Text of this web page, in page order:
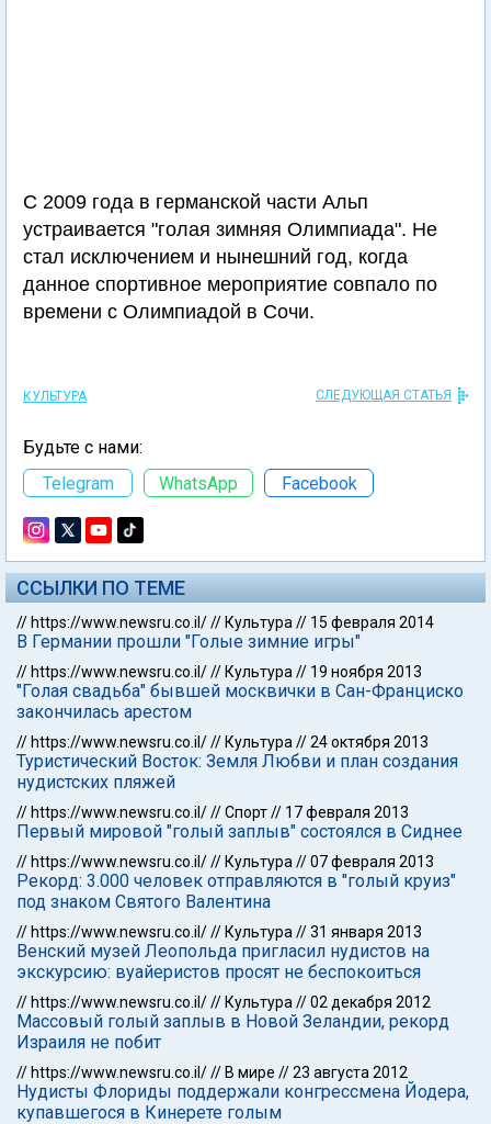
С 2009 года в германской части Альп
устраивается "голая зимняя Олимпиада". Не
стал исключением и нынешний год, когда
данное спортивное мероприятие совпало по
времени с Олимпиадой в Сочи.
КУЛЬТУРА СЛЕДУЮЩАЯ СТАТЬЯ
Будьте с нами:
Telegram
WhatsApp Facebook
ССЫЛКИ ПО ТЕМЕ
// https://www.newsru.co.il/// Культура // 15 февраля 2014
В Германии прошли "Голые зимние игры"
// https://www.newsru.co.il/// Культура // 19 ноября 2013
"Голая свадьба" бывшей москвички в Сан-Франциско
закончилась арестом
// https://www.newsru.co.il/// Культура //24 октября 2013
Туристический Восток: Земля Любви и план создания
нудистских пляжей
// https://www.newsru.co.il///Спорт// 17 февраля 2013
Первый мировой "голый заплыв" состоялся в Сиднее
// https://www.newsru.co.il/// Культура //07 февраля 2013
Рекорд: 3.000 человек отправляются в "голый круиз"
под знаком Святого Валентина
// https://www.newsru.co.il/// Культура //31 января 2013
Венский музей Леопольда пригласил нудистов на
экскурсию: вуайеристов просят не беспокоиться
// https://www.newsru.co.il/// Культура //02 декабря 2012
Массовый голый заплыв в Новой Зеландии, рекорд
Израиля не побит
// https://www.newsru.co.il/// В мире //23 августа 2012
Нудисты Флориды поддержали конгрессмена Йодера,
купавшегося в Кинерете голым